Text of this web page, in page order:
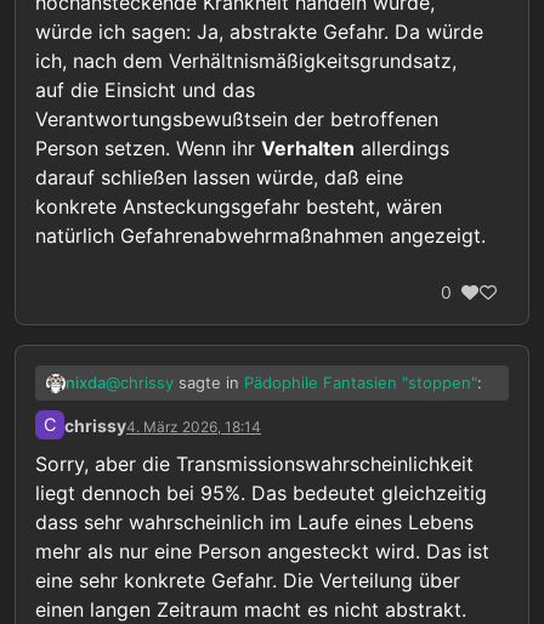
“nur abstrakt” abtun?
Natürlich ist die ganze Situation unfair ihnen
gegenüber. Aber die Augen verschließen und
nichts tun obwohl man das könnte ist noch viel
unfairer gegenüber den Opfern die man damit
wissentlich in Kauf nimmt.
dafür die Menschen in Quarantäne vor jedem
unnötigen Schaden zu bewahren, ja sogar ihnen
ein unter den Umständen möglichst normales
Leben zu ermöglichen.
würde ich sagen: Ja, abstrakte Gefahr. Da würde
ich, nach dem Verhältnismäßigkeitsgrundsatz,
auf die Einsicht und das
Verantwortungsbewußtsein der betroffenen
Person setzen. Wenn ihr Verhalten allerdings
darauf schließen lassen würde, daß eine
konkrete Ansteckungsgefahr besteht, wären
natürlich Gefahrenabwehrmaßnahmen angezeigt.
0
nixda@chrissy sagte in Pädophile Fantasien "stoppen":
Gefahr als “nur abstrakt” abtun?”
Ich tue nichts ab, ich schätze ein.
hochansteckende Krankheit handeln würde, würde
ich sagen: Ja, abstrakte Gefahr. Da würde ich, nach
dem Verhältnismäßigkeitsgrundsatz, auf die
C chrissy4. März 2026, 18:14
Sorry, aber die Transmissionswahrscheinlichkeit
liegt dennoch bei 95%. Das bedeutet gleichzeitig
dass sehr wahrscheinlich im Laufe eines Lebens
mehr als nur eine Person angesteckt wird. Das ist
eine sehr konkrete Gefahr. Die Verteilung über
einen langen Zeitraum macht es nicht abstrakt.